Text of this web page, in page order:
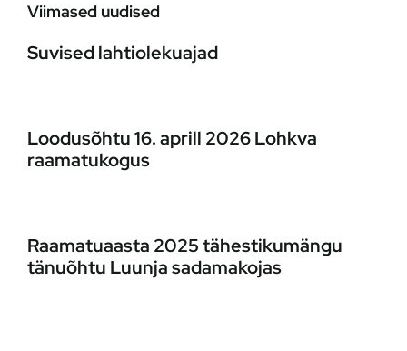
Viimased uudised
Suvised lahtiolekuajad
Loodusõhtu 16. aprill 2026 Lohkva
raamatukogus
Raamatuaasta 2025 tähestikumängu
tänuõhtu Luunja sadamakojas